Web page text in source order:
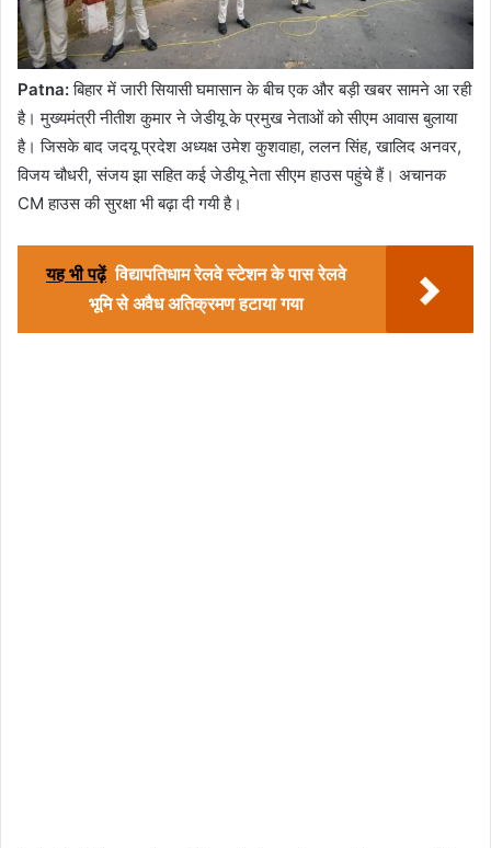
Patna:बिहार में जारी सियासी घमासान के बीच एक और बड़ी खबर सामने आ रही
है। मुख्यमंत्री नीतीश कुमार ने जेडीयू के प्रमुख नेताओं को सीएम आवास बुलाया
है। जिसके बाद जदयू प्रदेश अध्यक्ष उमेश कुशवाहा, ललन सिंह, खालिद अनवर,
विजय चौधरी, संजय झा सहित कई जेडीयू नेता सीएम हाउस पहुंचे हैं। अचानक
CM हाउस की सुरक्षा भी बढ़ा दी गयी है।
यह भी पढ़ें विद्यापतिधाम रेलवे स्टेशन के पास रेलवे
भूमि से अवैध अतिक्रमण हटाया गया